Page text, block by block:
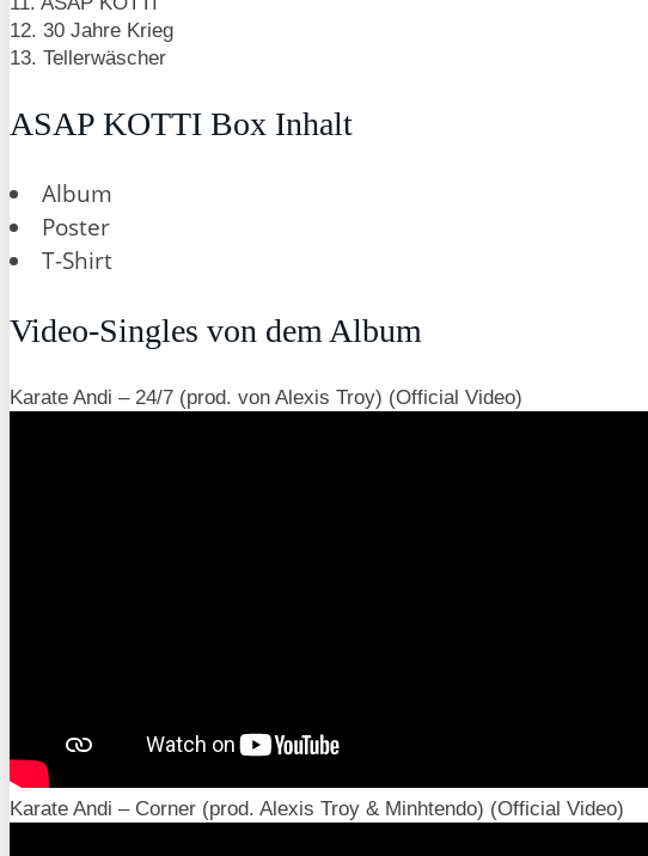
12. 30 Jahre Krieg
13. Tellerwäscher
ASAP KOTTI Box Inhalt
Album
Poster
T-Shirt
Video-Singles von dem Album
Karate Andi – 24/7 (prod. von Alexis Troy) (Official Video)
Karate Andi – Corner (prod. Alexis Troy & Minhtendo) (Official Video)